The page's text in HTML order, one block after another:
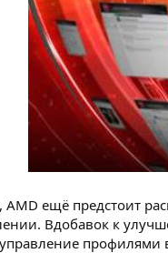
AMD ещё предстоит
Вдобавок к
профилями